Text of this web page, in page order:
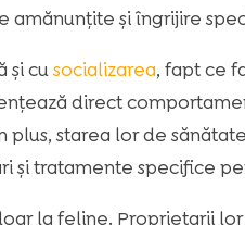
și îngrijire
și cusocializarea, fapt ce
direct
starea lor de
și tratamente specifice
la feline. Proprietarii